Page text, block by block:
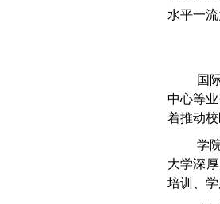
水平一
国
中心等
着推动
学
大学深
培训、